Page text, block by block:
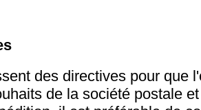
des directives pour que
de la société postale